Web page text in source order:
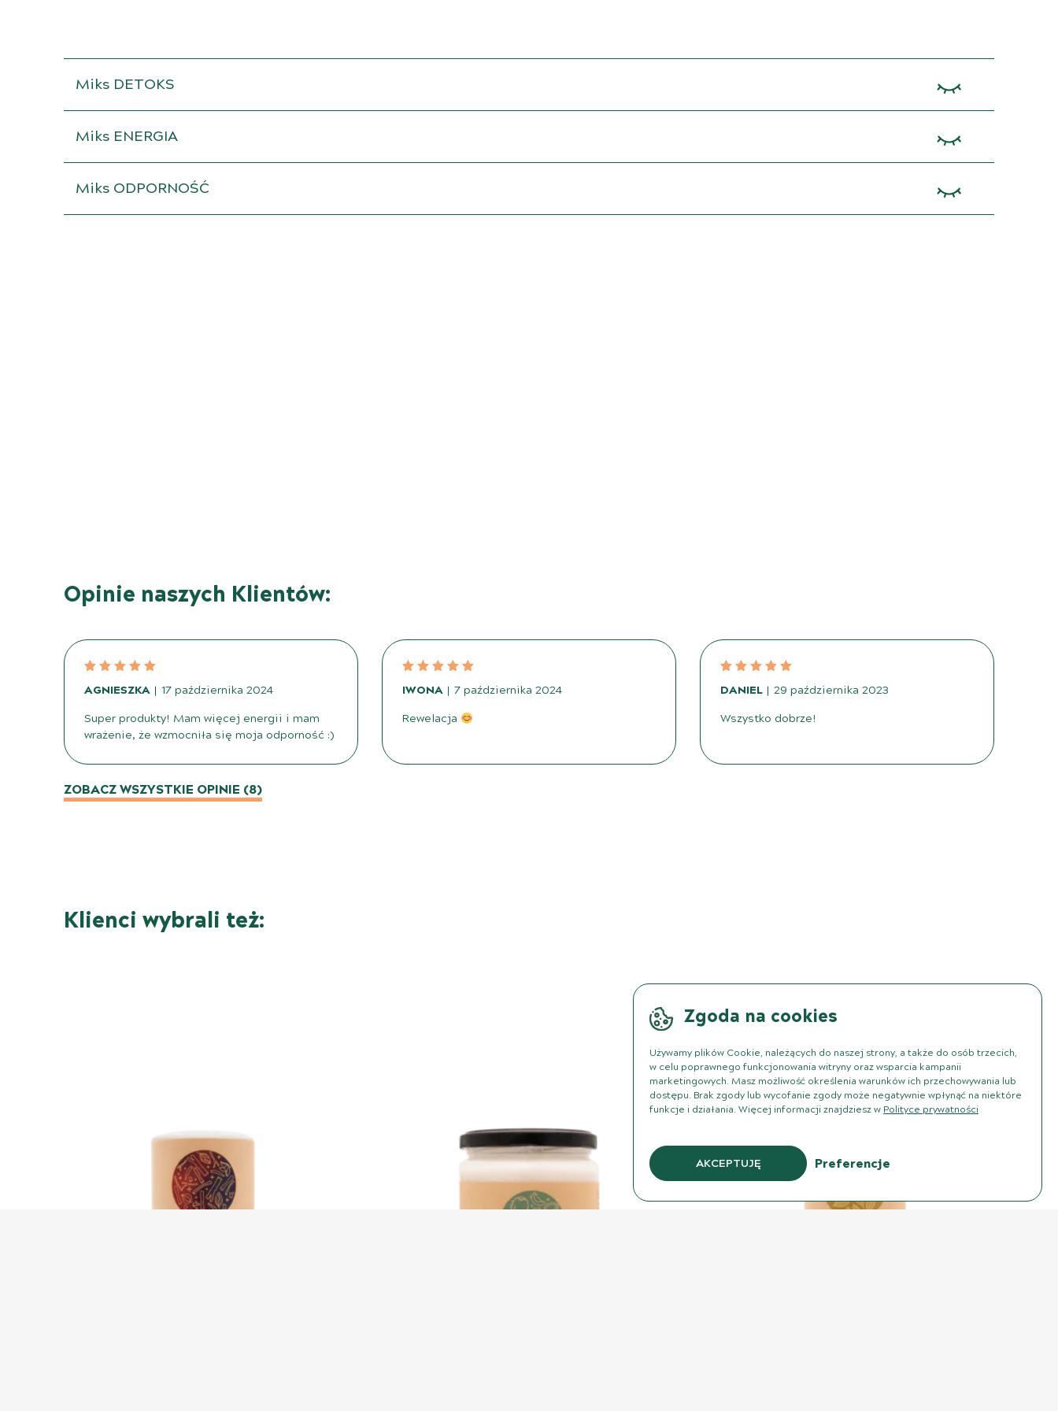
Zgoda na cookies
Używamy plików Cookie, należących do naszej strony, a także do osób trzecich,
w celu poprawnego funkcjonowania witryny oraz wsparcia kampanii
marketingowych. Masz możliwość określenia warunków ich przechowywania lub
dostępu. Brak zgody lub wycofanie zgody może negatywnie wpłynąć na niektóre
funkcje i działania. Więcej informacji znajdziesz w Polityce prywatności
AKCEPTUJĘ Preferencje
Miks DETOKS
Miks ENERGIA
Miks ODPORNOŚĆ
Opinie naszych Klientów:
AGNIESZKA
17 października 2024
Super produkty! Mam więcej energii i mam
wrażenie, że wzmocniła się moja odporność :)
IWONA
7 października 2024
Rewelacja
DANIEL
29 października 2023
Wszystko dobrze!
ZOBACZ WSZYSTKIE OPINIE (8)
Klienci wybrali też: